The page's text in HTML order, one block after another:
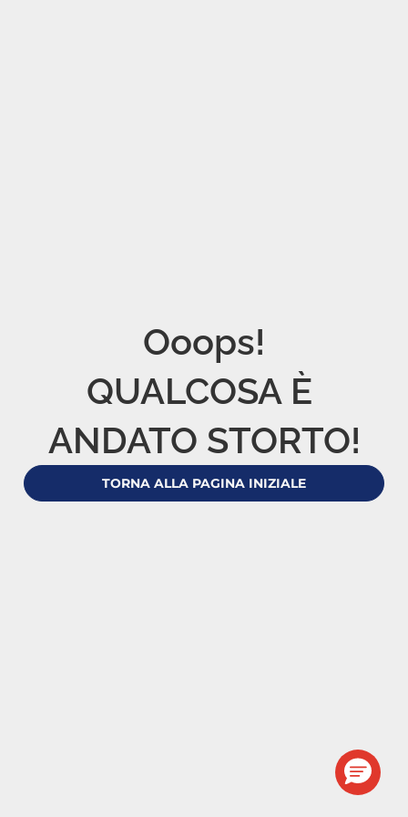
Ooops!
QUALCOSA È
ANDATO STORTO!
TORNA ALLA PAGINA INIZIALE